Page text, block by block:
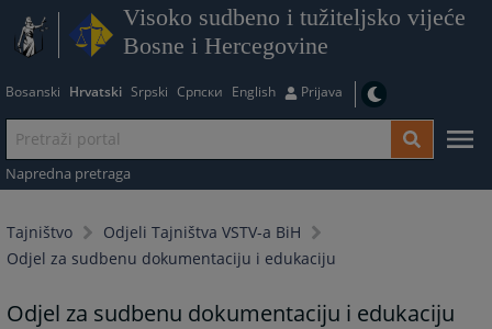
Visoko sudbeno i tužiteljsko vijeće
Bosne i Hercegovine
Bosanski Hrvatski Srpski Српски English Prijava
Napredna pretraga
Tajništvo
Odjeli Tajništva VSTV-a BiH
Odjel za sudbenu dokumentaciju i edukaciju
Odjel za sudbenu dokumentaciju i edukaciju